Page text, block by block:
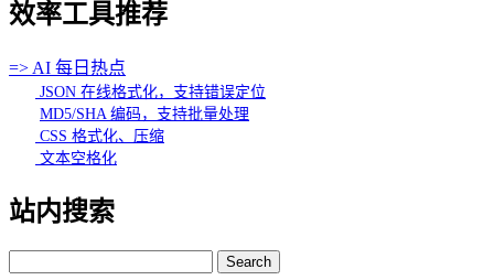
效率工具推荐
=> AI 每日热点
JSON 在线格式化，支持错误定位
MD5/SHA 编码，支持批量处理
CSS 格式化、压缩
文本空格化
站内搜索